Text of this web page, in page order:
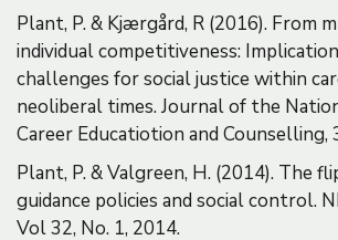
Plant, P. & Kjærgård, R (2016). From
individual competitiveness:
challenges for social justice within
neoliberal times. Journal of the
Career Educatiotion and Counselling,
Plant, P. & Valgreen, H. (2014). The
guidance policies and social control.
Vol 32, No. 1, 2014.